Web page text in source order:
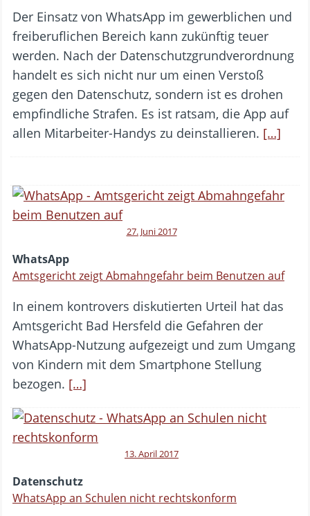
Der Einsatz von WhatsApp im gewerblichen und
freiberuflichen Bereich kann zukünftig teuer
werden. Nach der Datenschutzgrundverordnung
handelt es sich nicht nur um einen Verstoß
gegen den Datenschutz, sondern ist es drohen
empfindliche Strafen. Es ist ratsam, die App auf
allen Mitarbeiter-Handys zu deinstallieren. […]
27. Juni 2017
WhatsApp
Amtsgericht zeigt Abmahngefahr beim Benutzen auf
In einem kontrovers diskutierten Urteil hat das
Amtsgericht Bad Hersfeld die Gefahren der
WhatsApp-Nutzung aufgezeigt und zum Umgang
von Kindern mit dem Smartphone Stellung
bezogen. […]
13. April 2017
Datenschutz
WhatsApp an Schulen nicht rechtskonform